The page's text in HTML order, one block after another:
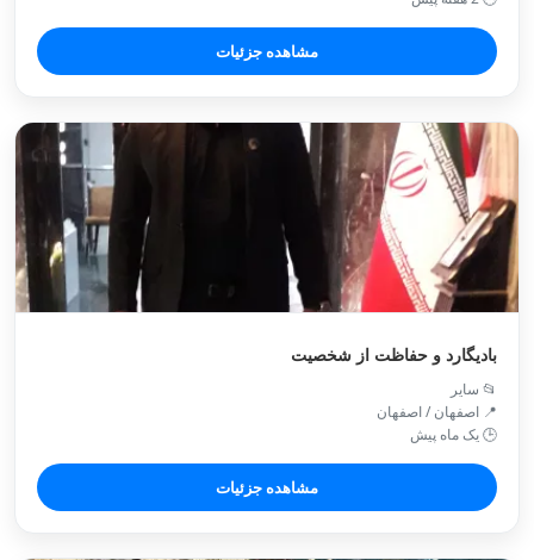
مشاهده جزئیات
بادیگارد و حفاظت از شخصیت
📂 سایر
📍 اصفهان / اصفهان
🕒 یک ماه پیش
مشاهده جزئیات